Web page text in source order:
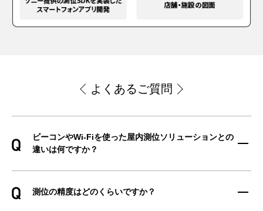
よくあるご質問
ビーコンやWi-Fiを使った屋内測位ソリューションとの
違いは何ですか？
測位の精度はどのくらいですか？